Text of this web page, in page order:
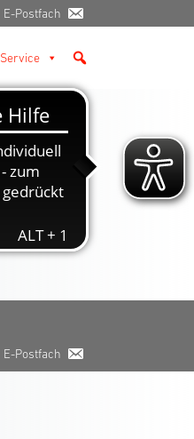
E-Postfach
Service
E-Postfach